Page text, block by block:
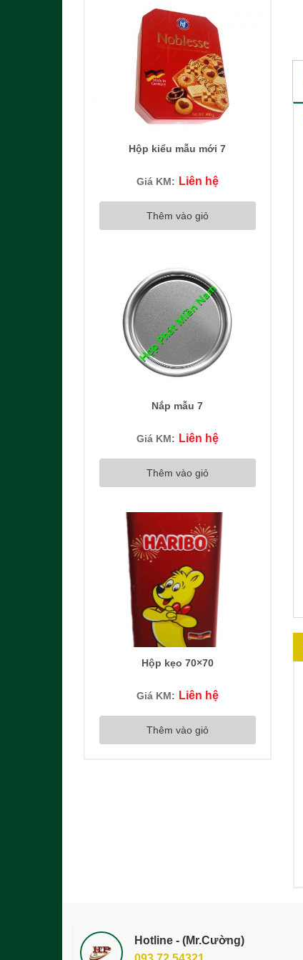
Hộp kiểu mẫu mới 7
Giá KM: Liên hệ
Thêm vào giỏ
Nắp mẫu 7
Giá KM: Liên hệ
Thêm vào giỏ
Hộp kẹo 70×70
Giá KM: Liên hệ
Thêm vào giỏ
Hotline - (Mr.Cường)